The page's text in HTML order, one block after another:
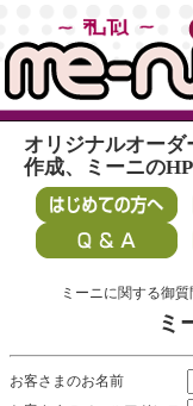
オリジナルオー
作成、ミーニのHP
ミーニに関する御
ミ
お客さまのお名前